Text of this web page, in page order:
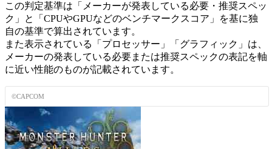
この判定基準は「メーカーが発表している必要・推奨スペッ
ク」と「CPUやGPUなどのベンチマークスコア」を基に独
自の基準で算出されています。
また表示されている「プロセッサー」「グラフィック」は、
メーカーの発表している必要または推奨スペックの表記を軸
に近い性能のものが記載されています。
©CAPCOM